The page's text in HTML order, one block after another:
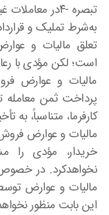
تبصره -۴در
به‌شرط تملیک و
تعلق مالیات و
است؛ لکن مؤدی با
مالیات و عوارض
پرداخت ثمن معامله
کارفرما، متناسباً، به
مالیات و عوارض
خریدار، مؤدی را
نخواهدکرد. در
مالیات و عوارض توسط
این بابت منظور